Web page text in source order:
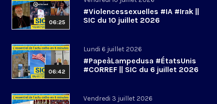
06:25
#Violencessexuelles #IA #Irak ||
SIC du 10 juillet 2026
06:42
Lundi 6 juillet 2026
#PapeàLampedusa #ÉtatsUnis
#CORREF || SIC du 6 juillet 2026
Vendredi 3 juillet 2026